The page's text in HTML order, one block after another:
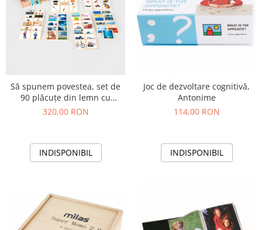
Să spunem povestea, set de
90 plăcuțe din lemn cu
imagini
320,00 RON
INDISPONIBIL
Joc de dezvoltare cognitivă,
Antonime
114,00 RON
INDISPONIBIL